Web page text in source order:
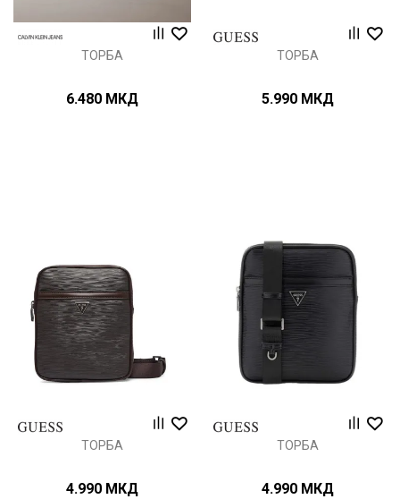
ТОРБА
6.480 МКД
ТОРБА
5.990 МКД
ТОРБА
4.990 МКД
ТОРБА
4.990 МКД